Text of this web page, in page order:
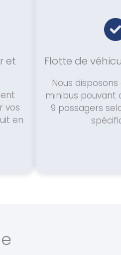
et
vos
en
Flotte de
Nous
minibus pouvant
9 passagers